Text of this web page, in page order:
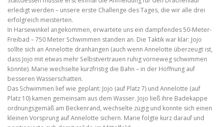
erledigt werden – unsere erste Challenge des Tages, die wir alle drei
erfolgreich meisterten.
In Harsewinkel angekommen, erwartete uns ein dampfendes 50-Meter-
Freibad – 750 Meter Schwimmen standen an. Die Taktik war klar: Jojo
sollte sich an Annelotte dranhängen (auch wenn Annelotte überzeugt ist,
dass Jojo mit etwas mehr Selbstvertrauen ruhig vorneweg schwimmen
könnte). Marie wechselte kurzfristig die Bahn – in der Hoffnung auf
besseren Wasserschatten.
Das Schwimmen lief wie geplant: Jojo (auf Platz 7) und Annelotte (auf
Platz 10) kamen gemeinsam aus dem Wasser. Jojo ließ ihre Badekappe
ordnungsgemäß am Beckenrand, wechselte zügig und konnte sich einen
kleinen Vorsprung auf Annelotte sichern. Marie folgte kurz darauf und